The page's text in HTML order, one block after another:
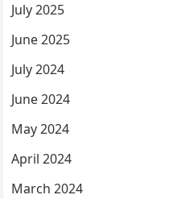
July 2025
June 2025
July 2024
June 2024
May 2024
April 2024
March 2024